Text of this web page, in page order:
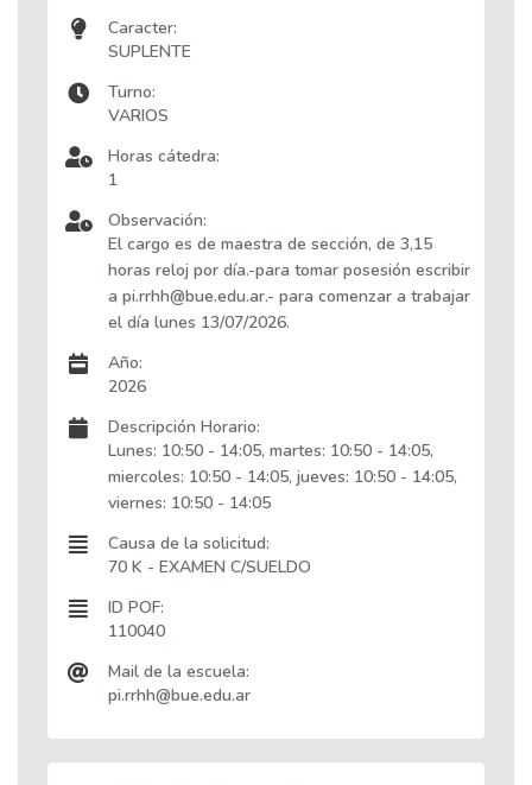
Caracter:
SUPLENTE
Turno:
VARIOS
Horas cátedra:
1
Observación:
El cargo es de maestra de sección, de 3,15
horas reloj por día.-para tomar posesión escribir
a pi.rrhh@bue.edu.ar.- para comenzar a trabajar
el día lunes 13/07/2026.
Año:
2026
Descripción Horario:
Lunes: 10:50 - 14:05, martes: 10:50 - 14:05,
miercoles: 10:50 - 14:05, jueves: 10:50 - 14:05,
viernes: 10:50 - 14:05
Causa de la solicitud:
70 K - EXAMEN C/SUELDO
ID POF:
110040
Mail de la escuela:
pi.rrhh@bue.edu.ar